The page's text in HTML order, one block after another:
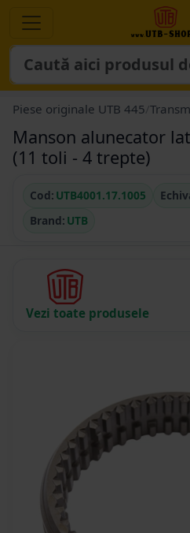
Piese originale UTB 445
Manson alunecator
(11 toli - 4 trepte)
Cod: UTB4001.17.1005
Brand: UTB
Vezi toate produsele